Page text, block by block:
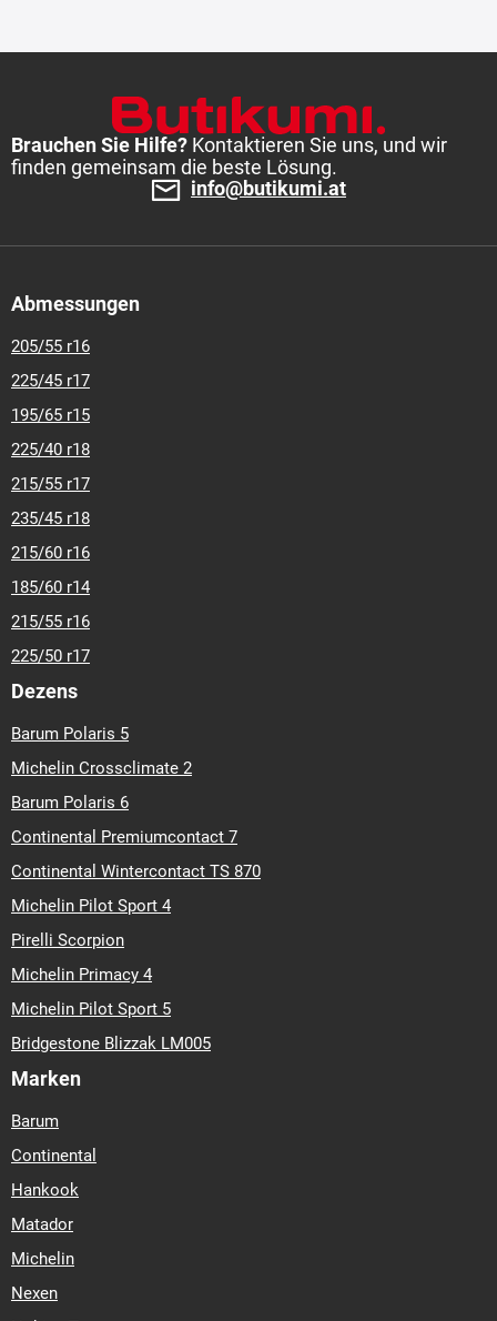
Brauchen Sie Hilfe? Kontaktieren Sie uns, und wir
finden gemeinsam die beste Lösung.
info@butikumi.at
Abmessungen
205/55 r16
225/45 r17
195/65 r15
225/40 r18
215/55 r17
235/45 r18
215/60 r16
185/60 r14
215/55 r16
225/50 r17
Dezens
Barum Polaris 5
Michelin Crossclimate 2
Barum Polaris 6
Continental Premiumcontact 7
Continental Wintercontact TS 870
Michelin Pilot Sport 4
Pirelli Scorpion
Michelin Primacy 4
Michelin Pilot Sport 5
Bridgestone Blizzak LM005
Marken
Barum
Continental
Hankook
Matador
Michelin
Nexen